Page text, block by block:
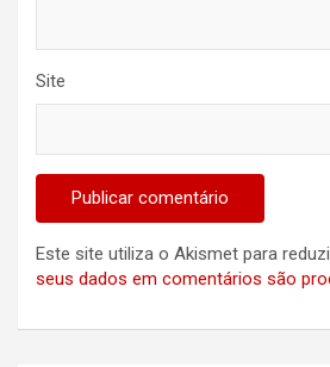
Site
Este site utiliza o Akismet para
seus dados em comentários são